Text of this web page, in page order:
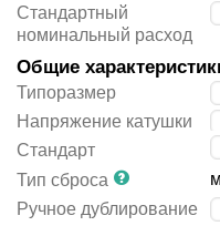
Стандартный
номинальный расход
Общие
Типоразмер
Напряжение катушки
Стандарт
Тип сброса
Ручное дублирование